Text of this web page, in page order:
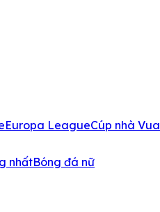
Europa LeagueCúp nhà Vua
nhấtBóng đá nữ